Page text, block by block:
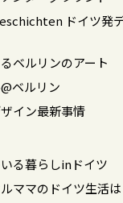
ドイツ発
ベルリンのアート
ベルリン
イン最新事情
る暮らしinドイツ
ママのドイツ生活